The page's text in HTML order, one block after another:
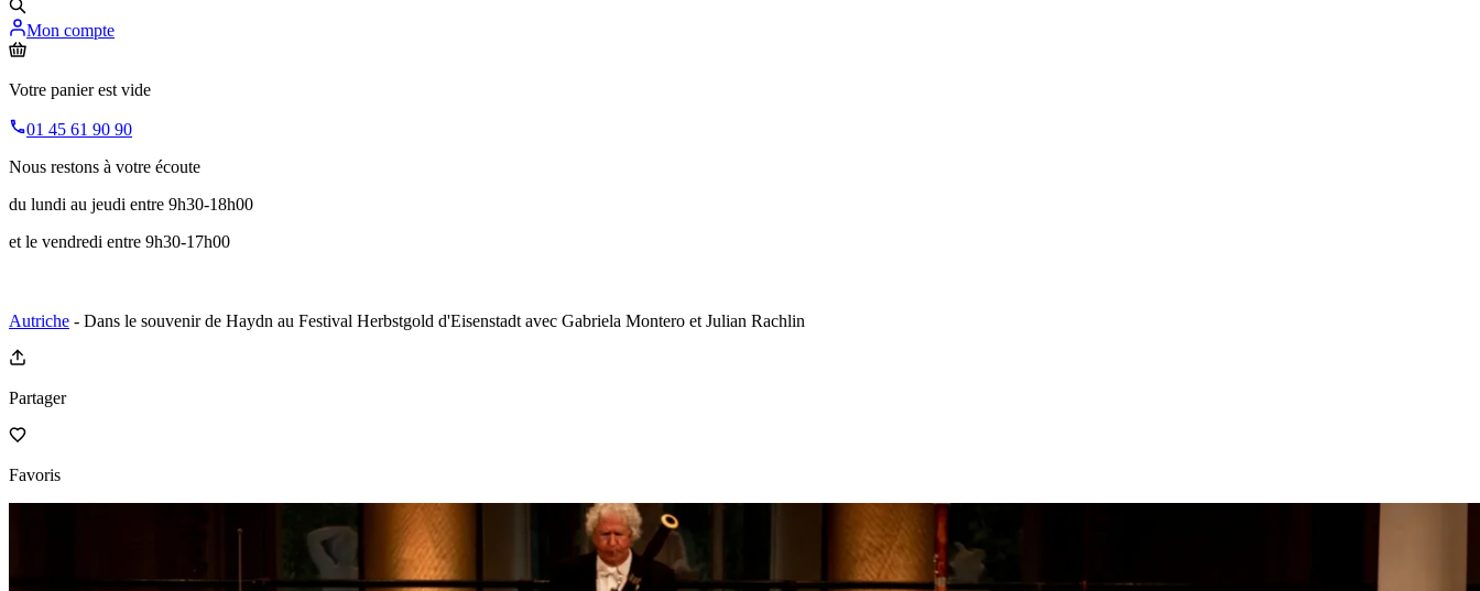
Mon compte
Votre panier est vide
01 45 61 90 90
Nous restons à votre écoute
du lundi au jeudi entre 9h30-18h00
et le vendredi entre 9h30-17h00
Autriche - Dans le souvenir de Haydn au Festival Herbstgold d'Eisenstadt avec Gabriela Montero et Julian Rachlin
Partager
Favoris